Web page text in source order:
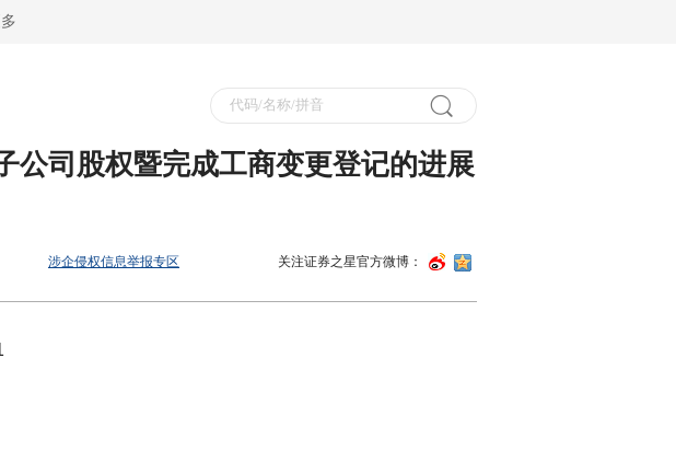
公司股权暨完成工商变更登记的进展
涉企侵权信息举报专区 关注证券之星官方微博：